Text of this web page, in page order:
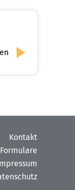
Kontakt
Formulare